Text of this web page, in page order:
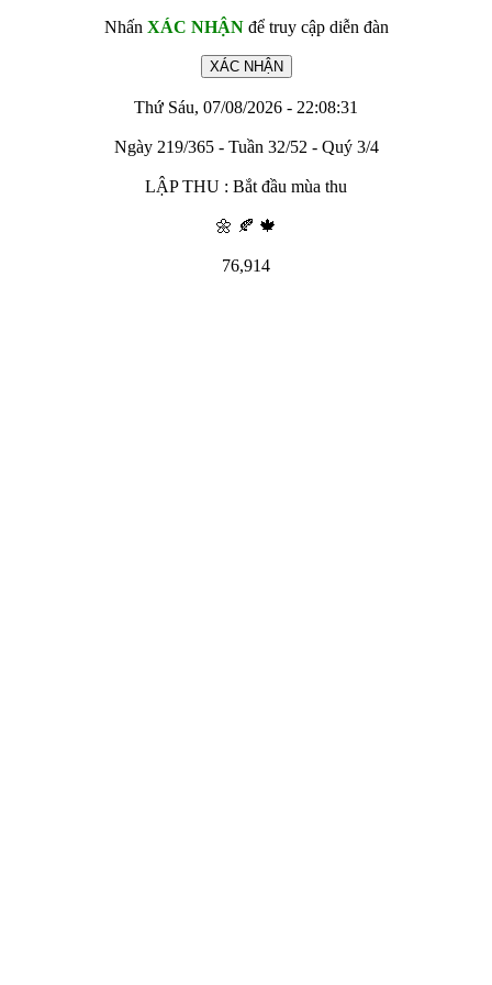
Nhấn XÁC NHẬNđể truy cập diễn đàn
Thứ Sáu, 07/08/2026 - 22:08:31
Ngày 219/365 - Tuần 32/52 - Quý 3/4
LẬP THU : Bắt đầu mùa thu
🌼 🍂 🍁
76,914